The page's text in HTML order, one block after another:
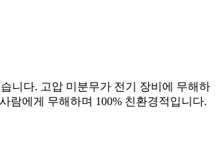
니다. 고압 미분무가 전기 장비에 무해하
람에게 무해하며 100% 친환경적입니다.